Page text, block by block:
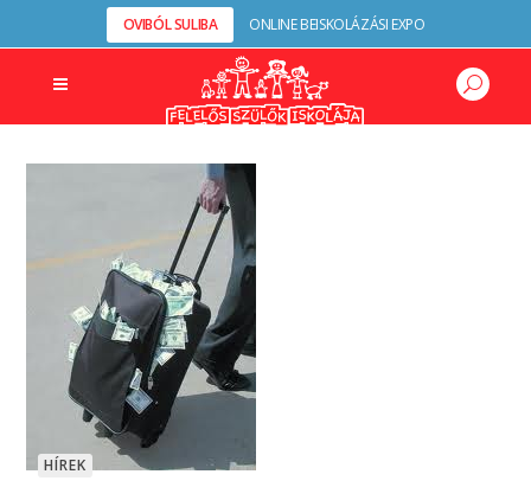
OVIBÓL SULIBA ONLINE BEISKOLÁZÁSI EXPO
HÍREK